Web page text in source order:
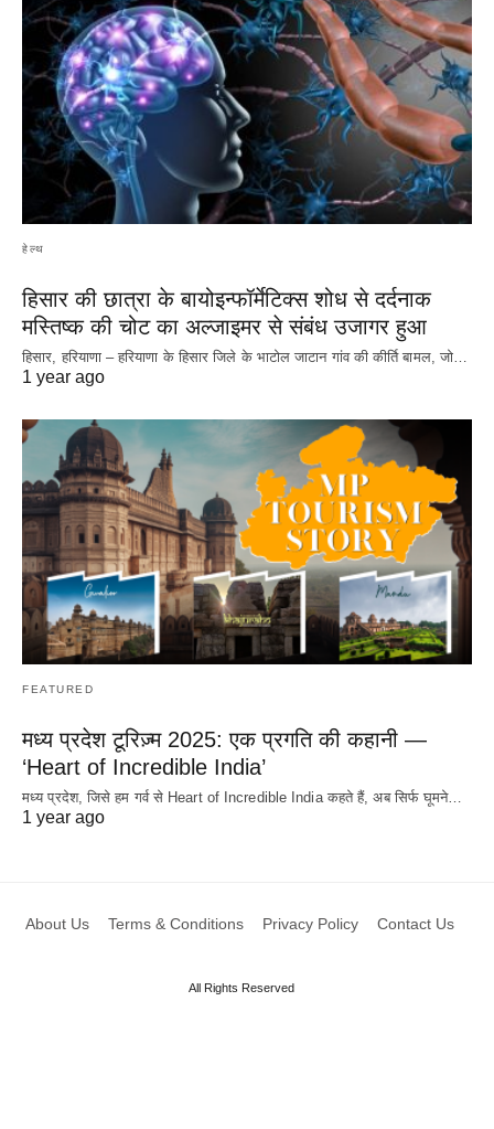
हेल्थ
हिसार की छात्रा के बायोइन्फॉर्मेटिक्स शोध से दर्दनाक
मस्तिष्क की चोट का अल्जाइमर से संबंध उजागर हुआ
हिसार, हरियाणा – हरियाणा के हिसार जिले के भाटोल जाटान गांव की कीर्ति बामल, जो…
1 year ago
FEATURED
मध्य प्रदेश टूरिज़्म 2025: एक प्रगति की कहानी —
‘Heart of Incredible India’
मध्य प्रदेश, जिसे हम गर्व से Heart of Incredible India कहते हैं, अब सिर्फ घूमने…
1 year ago
About Us Terms & Conditions Privacy Policy Contact Us
All Rights Reserved